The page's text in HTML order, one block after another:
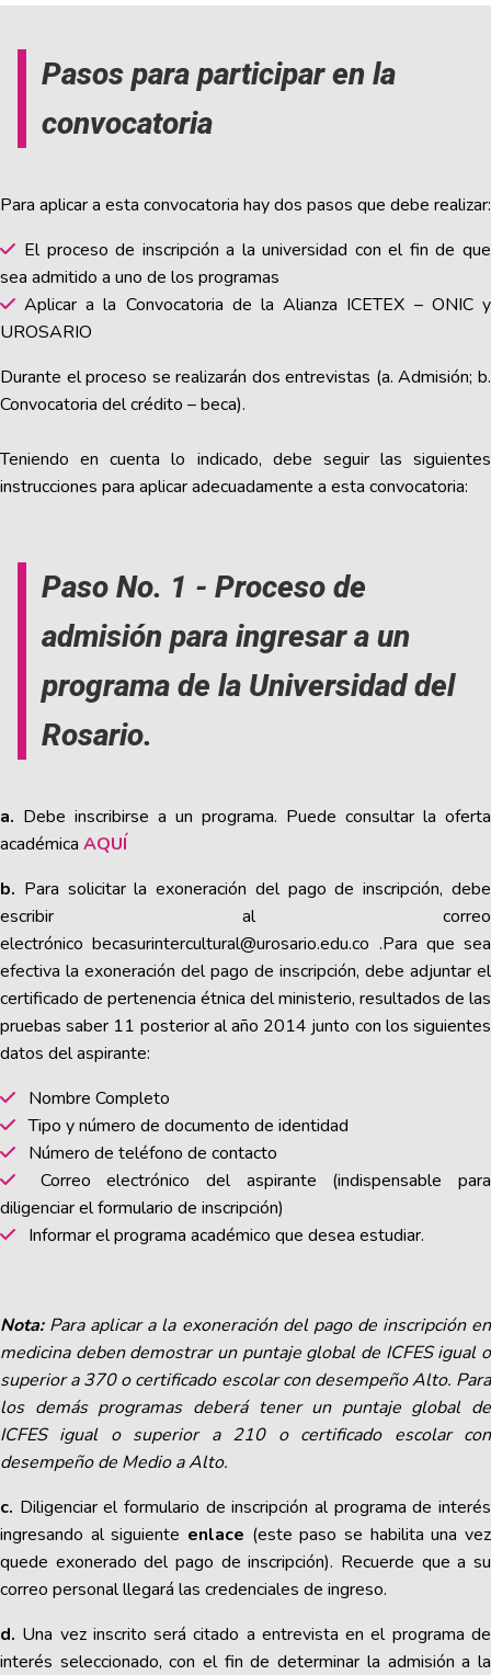
Pasos para participar en la
convocatoria
Para aplicar a esta convocatoria hay dos pasos que debe realizar:
El proceso de inscripción a la universidad con el fin de que
sea admitido a uno de los programas
Aplicar a la Convocatoria de la Alianza ICETEX – ONIC y
UROSARIO
Durante el proceso se realizarán dos entrevistas (a. Admisión; b.
Convocatoria del crédito – beca).
Teniendo en cuenta lo indicado, debe seguir las siguientes
instrucciones para aplicar adecuadamente a esta convocatoria:
Paso No. 1 - Proceso de
admisión para ingresar a un
programa de la Universidad del
Rosario.
a. Debe inscribirse a un programa. Puede consultar la oferta
académica AQUÍ
b. Para solicitar la exoneración del pago de inscripción, debe
escribir al correo
electrónicobecasurintercultural@urosario.edu.co .Para que sea
efectiva la exoneración del pago de inscripción, debe adjuntar el
certificado de pertenencia étnica del ministerio, resultados de las
pruebas saber 11 posterior al año 2014 junto con los siguientes
datos del aspirante:
Nombre Completo
Tipo y número de documento de identidad
Número de teléfono de contacto
Correo electrónico del aspirante (indispensable para
diligenciar el formulario de inscripción)
Informar el programa académico que desea estudiar.
Nota: Para aplicar a la exoneración del pago de inscripción en
medicina deben demostrar un puntaje global de ICFES igual o
superior a 370 o certificado escolar con desempeño Alto. Para
los demás programas deberá tener un puntaje global de
ICFES igual o superior a 210 o certificado escolar con
desempeño de Medio a Alto.
c. Diligenciar el formulario de inscripción al programa de interés
ingresando al siguiente enlace (este paso se habilita una vez
quede exonerado del pago de inscripción). Recuerde que a su
correo personal llegará las credenciales de ingreso.
d. Una vez inscrito será citado a entrevista en el programa de
interés seleccionado, con el fin de determinar la admisión a la